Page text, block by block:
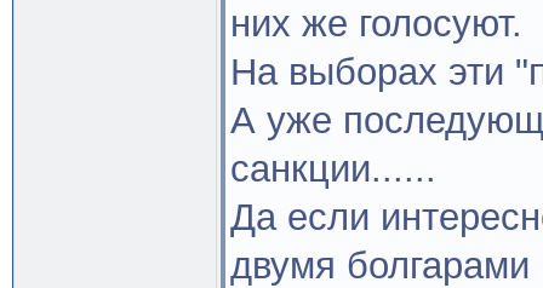
них же голосуют.
На выборах эти
А уже
санкции......
Да если
двумя